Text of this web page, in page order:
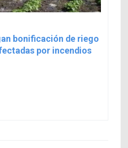
bonificación de riego
por incendios